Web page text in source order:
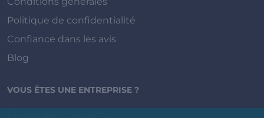
Politique de confidentialité
Confiance dans les avis
Blog
VOUS ÊTES UNE ENTREPRISE ?